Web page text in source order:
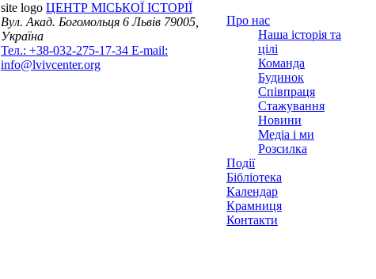
site logo ЦЕНТР МІСЬКОЇ ІСТОРІЇ
Вул. Акад. Богомольця 6Львів 79005,
Україна
Тел.: +38-032-275-17-34 E-mail:
info@lvivcenter.org
Про нас
Наша історія та
цілі
Команда
Будинок
Співпраця
Стажування
Новини
Медіа і ми
Розсилка
Події
Бібліотека
Календар
Крамниця
Контакти